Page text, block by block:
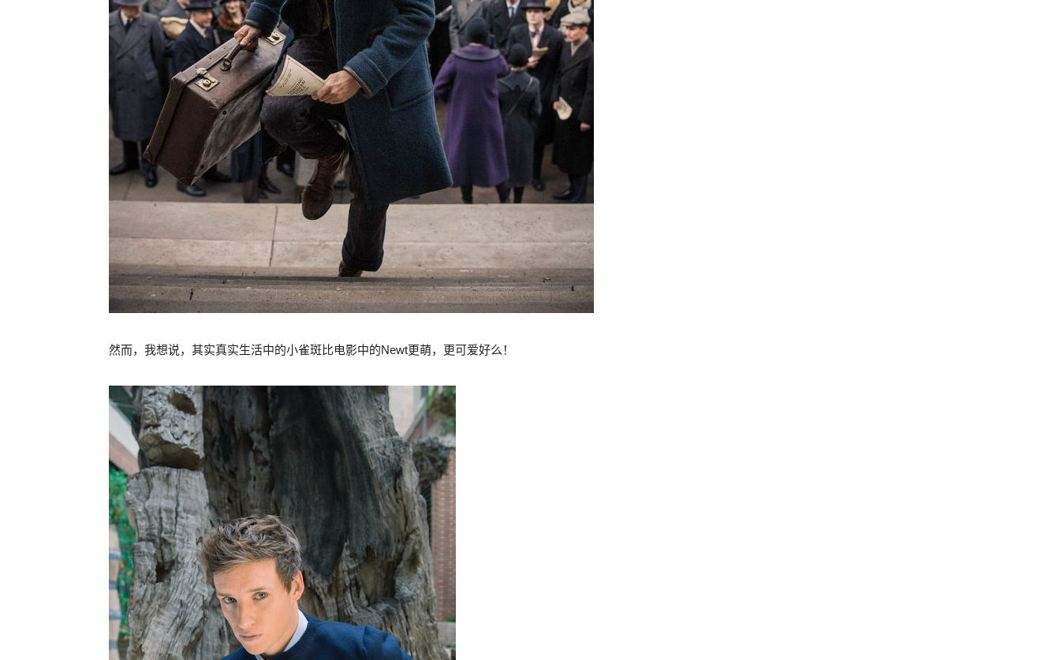
然而，我想说，其实真实生活中的小雀斑比电影中的Newt更萌，更可爱好么！